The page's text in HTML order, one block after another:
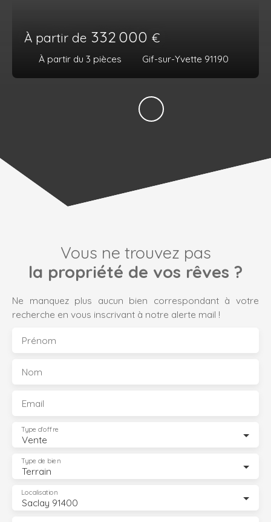
À partir de 332 000 €
À partir du 3 pièces Gif-sur-Yvette 91190
Vous ne trouvez pas
la propriété de vos rêves ?
Ne manquez plus aucun bien correspondant à votre
recherche en vous inscrivant à notre alerte mail !
Prénom
Nom
Email
Vente
Type d'offre
Terrain
Type de bien
Saclay 91400
Localisation